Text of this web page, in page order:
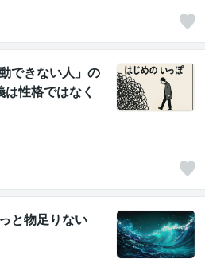
できない人」の
性格ではなく
と物足りない